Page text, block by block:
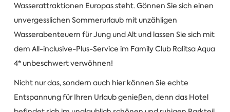
Wasserattraktionen Europas steht. Gönnen Sie sich einen
unvergesslichen Sommerurlaub mit unzähligen
Wasserabenteuern für Jung und Alt und lassen Sie sich mit
dem All-inclusive-Plus-Service im Family Club Ralitsa Aqua
4* unbeschwert verwöhnen!
Nicht nur das, sondern auch hier können Sie echte
Entspannung für Ihren Urlaub genießen, denn das Hotel